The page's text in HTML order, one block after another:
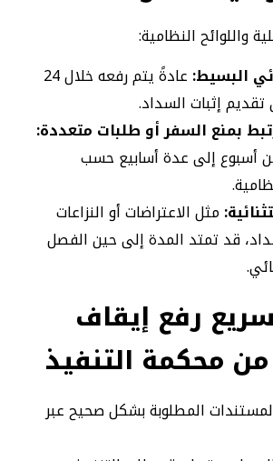
واللوائح النظامية:
البسيط:
عادةً يتم رفعه خلال 24
بمنع السفر أو طلبات متعددة:
أسبوع إلى عدة أسابيع حسب
مثل الاعتراضات أو النزاعات
قد تمتد المدة إلى حين الفصل
رفع إيقاف
محكمة التنفيذ
المطلوبة بشكل صحيح عبر